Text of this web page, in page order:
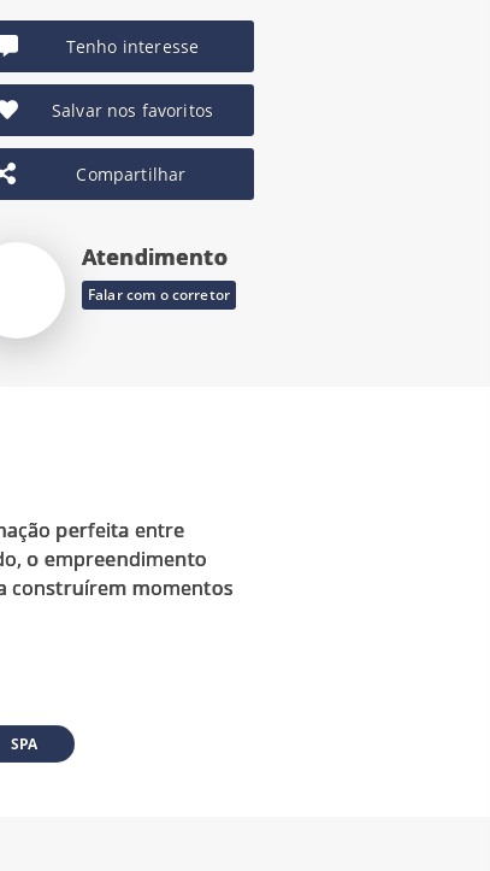
Tenho interesse
Salvar nos favoritos
Compartilhar
Atendimento
Falar com o corretor
perfeita entre
o empreendimento
construírem momentos
SPA